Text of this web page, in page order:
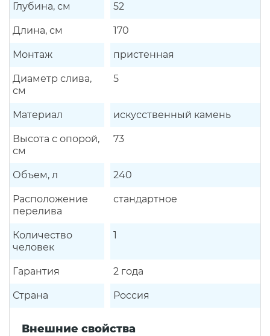
Глубина, см 52
Длина, см 170
Монтаж пристенная
Диаметр слива,
см
5
Материал искусственный камень
Высота с опорой,
см
73
Объем, л 240
Расположение
перелива
стандартное
Количество
человек
1
Гарантия 2 года
Страна Россия
Внешние свойства